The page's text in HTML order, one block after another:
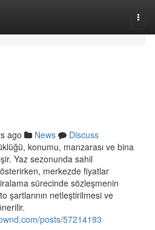
ago News
Discuss
konumu, manzarası ve bina
Yaz sezonunda sahil
merkezde fiyatlar
sürecinde sözleşmenin
şartlarının netleştirilmesi ve
posts/57214193